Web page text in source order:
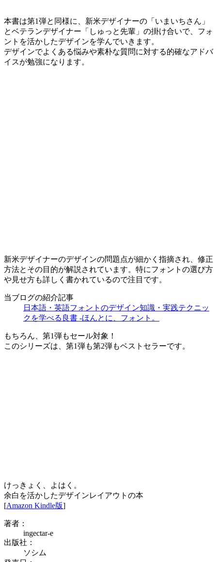
本書は第1弾と同様に、新米デザイナーの「いまいちさん」
とベテランデザイナー「しゅっと先輩」の掛け合いで、フォ
ントを活かしたデザインを学んでいきます。
デザインでよくある悩みや素朴な質問に対する的確なアドバ
イスが勉強になります。
新米デザイナーのデザインの問題点が細かく指摘され、修正
方法とその目的が解説されています。特にフォントの選び方
や見せ方も詳しく書かれているので注目です。
当ブログの紹介記事
日本語・英語フォントのデザイン知識・実践テクニッ
クを学べる良書 -ほんとに、フォント。
もちろん、第1弾もセール対象！
このシリーズは、第1弾も第2弾もベストセラーです。
けっきょく、よはく。
余白を活かしたデザインレイアウトの本
[Amazon Kindle版]
著者：
ingectar-e
出版社：
ソシム